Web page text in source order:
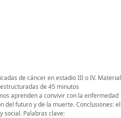
de cáncer en estadio III o IV. Material
de 45 minutos
aprenden a convivir con la enfermedad
del futuro y de la muerte. Conclusiones: el
social. Palabras clave: